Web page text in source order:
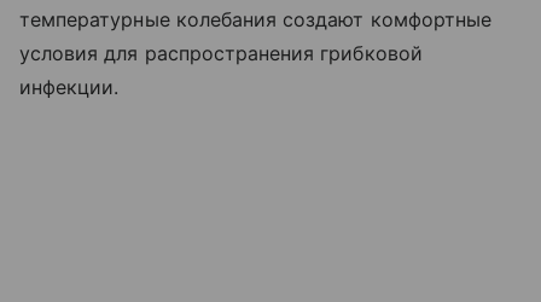
температурные колебания создают комфортные
условия для распространения грибковой
инфекции.